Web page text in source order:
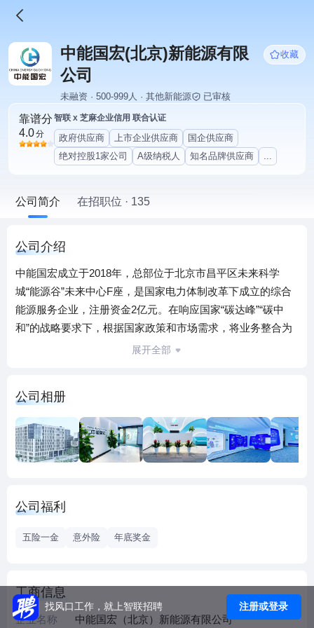
中能国宏(北京)新能源有限
公司
收藏
未融资 · 500-999人 · 其他新能源 已审核
靠谱分
4.0分
智联 x 芝麻企业信用 联合认证
政府供应商 上市企业供应商
国企供应商
绝对控股1家公司
A级纳税人 知名品牌供应商 ...
公司简介 在招职位 · 135
公司介绍
中能国宏成立于2018年，总部位于北京市昌平区未来科学
城“能源谷”未来中心F座，是国家电力体制改革下成立的综合
能源服务企业，注册资金2亿元。在响应国家“碳达峰”“碳中
和”的战略要求下，根据国家政策和市场需求，将业务整合为
能源“3S”服务体系，即能源交易服务、能源管理服务、能源增
务，实现公司业务贯穿企业用能全场景，满足企业的多元化
用能需求。全国划分6大市场区域，30个省市区，150个市级
分公司，员工1000人。集团以客户为中心，建立集团总部(北
京)--省级公司--市级公司--区县网点四层直营服务架构体系，
累计售电量达1000亿+千瓦时 ·服务客户20000+。
展开全部
公司相册
公司福利
五险一金 意外险 年底奖金
工商信息
企业名称 中能国宏（北京）新能源有限公司
找风口工作，就上智联招聘 注册或登录